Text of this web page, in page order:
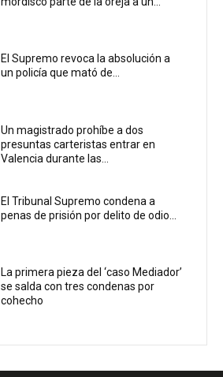
El Supremo revoca la absolución a
un policía que mató de...
Un magistrado prohíbe a dos
presuntas carteristas entrar en
Valencia durante las...
El Tribunal Supremo condena a
penas de prisión por delito de odio...
La primera pieza del ‘caso Mediador’
se salda con tres condenas por
cohecho